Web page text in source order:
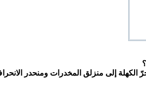
إلى منزلق المخدرات ومنحدر